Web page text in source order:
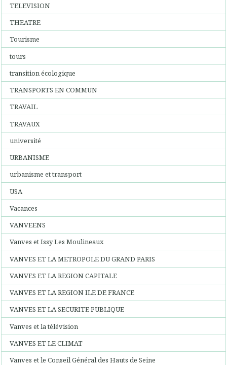
TELEVISION
THEATRE
Tourisme
tours
transition écologique
TRANSPORTS EN COMMUN
TRAVAIL
TRAVAUX
université
URBANISME
urbanisme et transport
USA
Vacances
VANVEENS
Vanves et Issy Les Moulineaux
VANVES ET LA METROPOLE DU GRAND PARIS
VANVES ET LA REGION CAPITALE
VANVES ET LA REGION ILE DE FRANCE
VANVES ET LA SECURITE PUBLIQUE
Vanves et la télévision
VANVES ET LE CLIMAT
Vanves et le Conseil Général des Hauts de Seine